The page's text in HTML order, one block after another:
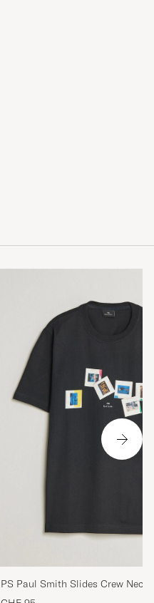
PS Paul Smith Slides Crew Neck